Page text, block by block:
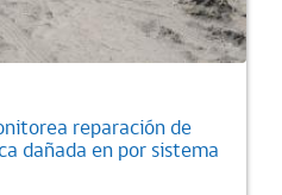
reparación de
dañada en por sistema